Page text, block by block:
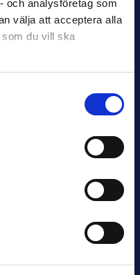
och analysföretag som
välja att acceptera alla
du vill ska